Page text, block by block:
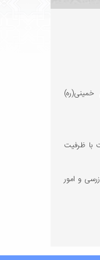
خمینی(ره)
با ظرفیت
و امور